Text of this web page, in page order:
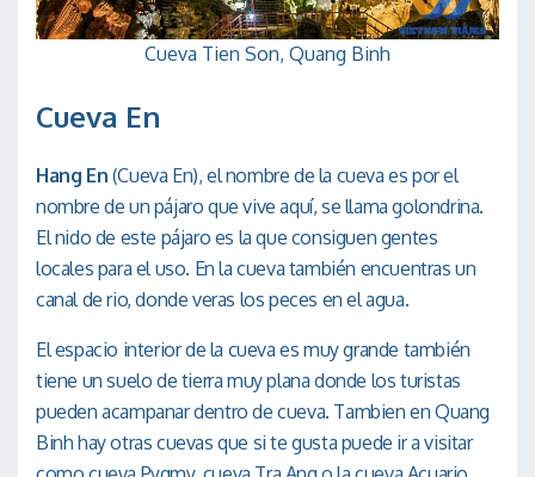
Cueva Tien Son, Quang Binh
Cueva En
Hang En (Cueva En), el nombre de la cueva es por el
nombre de un pájaro que vive aquí, se llama golondrina.
El nido de este pájaro es la que consiguen gentes
locales para el uso. En la cueva también encuentras un
canal de rio, donde veras los peces en el agua.
El espacio interior de la cueva es muy grande también
tiene un suelo de tierra muy plana donde los turistas
pueden acampanar dentro de cueva. Tambien en Quang
Binh hay otras cuevas que si te gusta puede ir a visitar